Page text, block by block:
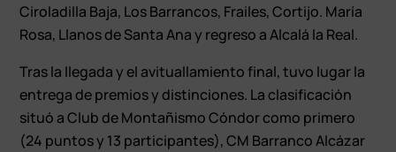
Ciroladilla Baja, Los Barrancos, Frailes, Cortijo. María
Rosa, Llanos de Santa Ana y regreso a Alcalá la Real.
Tras la llegada y el avituallamiento final, tuvo lugar la
entrega de premios y distinciones. La clasificación
situó a Club de Montañismo Cóndor como primero
(24 puntos y 13 participantes), CM Barranco Alcázar